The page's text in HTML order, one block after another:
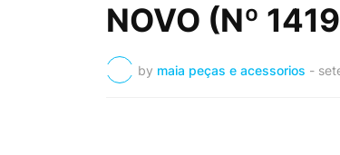
NOVO (Nº
by maia peças e acessorios -